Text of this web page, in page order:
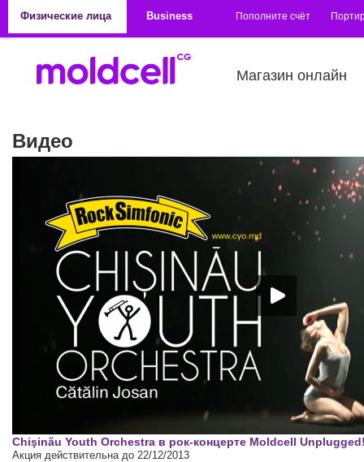
Физические лица
Business Пополните счёт
Магазин онлайн
Видео
Chişinău Youth Orchestra в рок-концерте Moldcell
Акция действительна до 22/12/2013